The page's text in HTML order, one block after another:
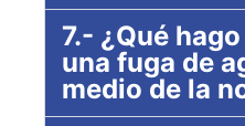
7.- ¿Qué
una fuga de
medio de la